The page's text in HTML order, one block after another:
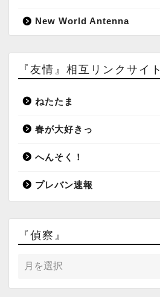
New World Antenna
『友情』相互リンクサイト
ねたたま
春が大好きっ
へんそく！
プレバン速報
『偵察』